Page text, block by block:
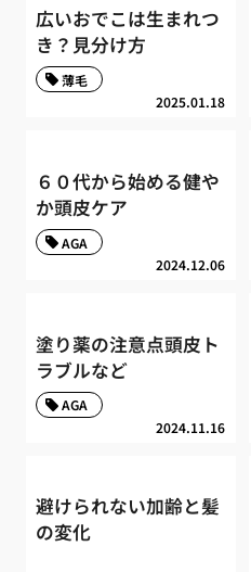
広いおでこは生まれつ
き？見分け方
2025.01.18
薄毛
６０代から始める健や
か頭皮ケア
2024.12.06
AGA
塗り薬の注意点頭皮ト
ラブルなど
2024.11.16
AGA
避けられない加齢と髪
の変化